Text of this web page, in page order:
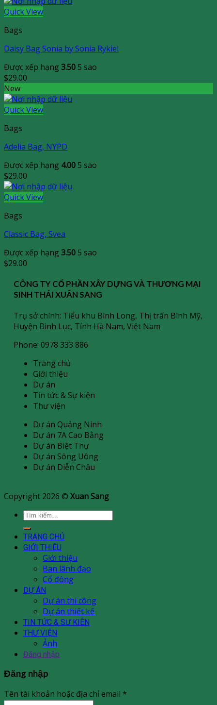
Quick View
Bags
Daisy Bag Sonia by Sonia Rykiel
Được xếp hạng 3.505 sao
$29.00
New
Quick View
Bags
Adelia Bag, NYPD
Được xếp hạng 4.005 sao
$29.00
Quick View
Bags
Classic Bag, Svea
Được xếp hạng 3.505 sao
$29.00
CÔNG TY CỔ PHẦN XÂY DỰNG VÀ THƯƠNG MẠI
SINH THÁI XUÂN SANG
Trụ sở chính: Tiểu khu Bình Long, Thị trấn Bình Mỹ,
Huyện Bình Lục, Tỉnh Hà Nam, Việt Nam
Phone: 0978 333 886
Trang chủ
Giới thiệu
Dự án
Tin tức & Sự kiện
Thư viện
Dự án Quảng Ninh
Dự án 7A Cao Bằng
Dự án Biệt Thự
Dự án Sông Uông
Dự án Diễn Châu
Copyright 2026 © Xuan Sang
Tìm
kiếm:
TRANG CHỦ
GIỚI THIÊU
Giới thiệu
Ban lãnh đạo
Cổ đông
DỰ ÁN
Dự án thi công
Dự án thiết kế
TIN TỨC & SƯ KIÊN
THƯ VIỆN
Ảnh
Đăng nhập
Đăng nhập
Tên tài khoản hoặc địa chỉ email *